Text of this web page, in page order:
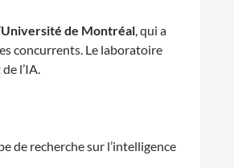
Université de Montréal, qui a
concurrents. Le laboratoire
l’IA.
de recherche sur l’intelligence